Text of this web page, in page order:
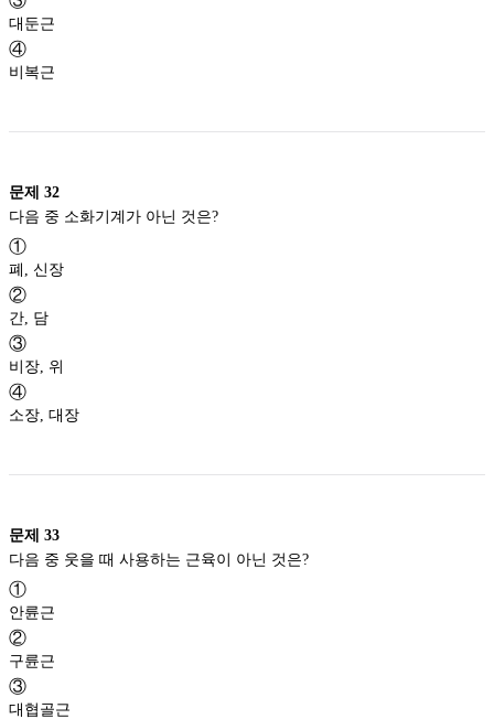
대둔근
④
비복근
문제 32
①
폐, 신장
②
간, 담
③
비장, 위
④
소장, 대장
문제 33
①
안륜근
②
구륜근
③
대협골근